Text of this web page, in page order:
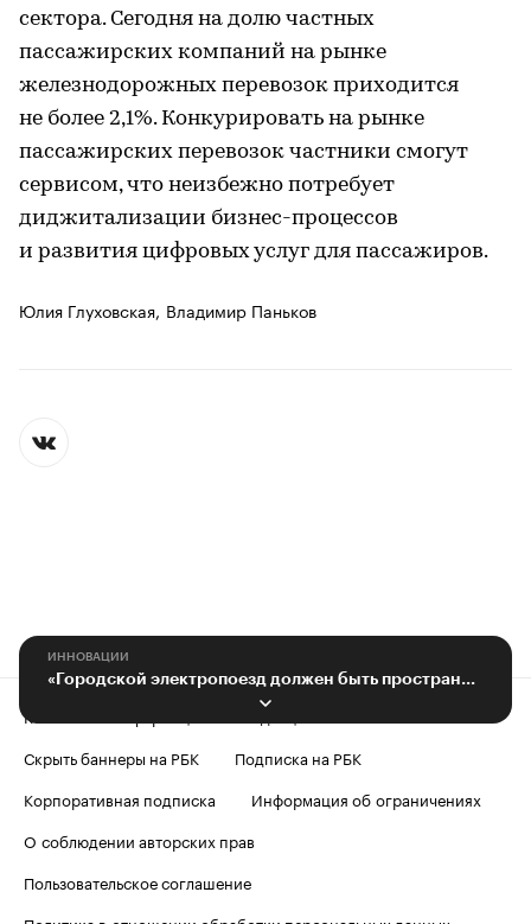
сектора. Сегодня на долю частных
пассажирских компаний на рынке
железнодорожных перевозок приходится
не более 2,1%. Конкурировать на рынке
пассажирских перевозок частники смогут
сервисом, что неизбежно потребует
диджитализации бизнес-процессов
и развития цифровых услуг для пассажиров.
Юлия Глуховская, Владимир Паньков
ИННОВАЦИИ
«Городской электропоезд должен быть пространством комфорта»
Контактная информация
Скрыть баннеры на РБК
Подписка на РБК
Корпоративная подписка
Информация об ограничениях
О соблюдении авторских прав
Пользовательское соглашение